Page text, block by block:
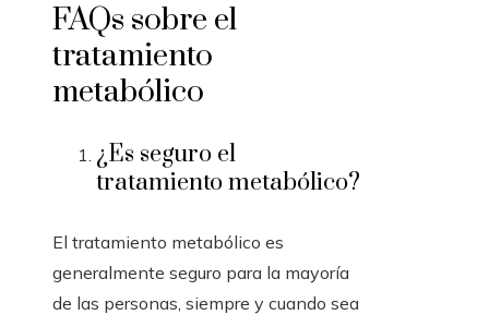
FAQs sobre el
tratamiento
metabólico
¿Es seguro el
tratamiento metabólico?
El tratamiento metabólico es
generalmente seguro para la mayoría
de las personas, siempre y cuando sea